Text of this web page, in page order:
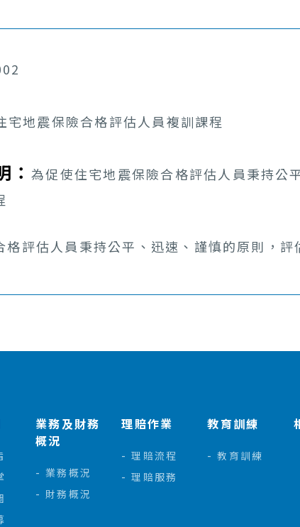
宅地震保險合格評估人員複訓課程
：為促使住宅地震保險合格評估人員秉持公
評估人員秉持公平、迅速、謹慎的原則，
業務及財務
概況
業務概況
財務概況
理賠作業
理賠流程
理賠服務
教育訓練
教育訓練